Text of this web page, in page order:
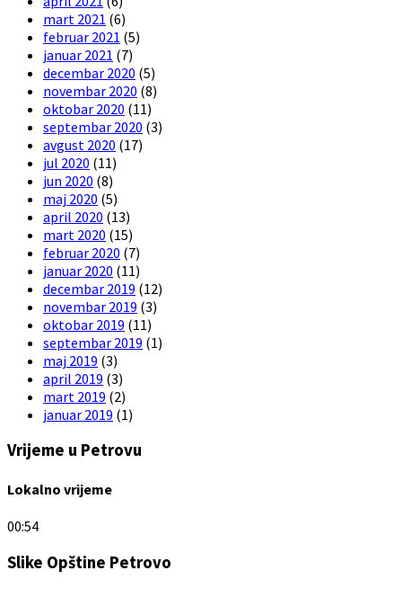
mart 2021 (6)
februar 2021 (5)
januar 2021 (7)
decembar 2020 (5)
novembar 2020 (8)
oktobar 2020 (11)
septembar 2020 (3)
avgust 2020 (17)
jul 2020 (11)
jun 2020 (8)
maj 2020 (5)
april 2020 (13)
mart 2020 (15)
februar 2020 (7)
januar 2020 (11)
decembar 2019 (12)
novembar 2019 (3)
oktobar 2019 (11)
septembar 2019 (1)
maj 2019 (3)
april 2019 (3)
mart 2019 (2)
januar 2019 (1)
Vrijeme u Petrovu
Lokalno vrijeme
00:54
Slike Opštine Petrovo